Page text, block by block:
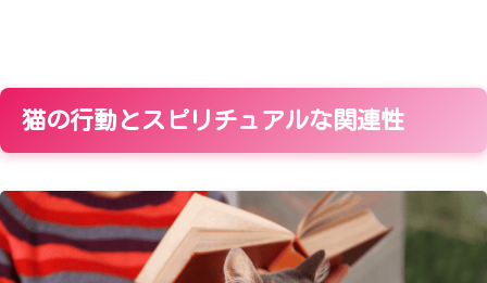
猫の行動とスピリチュアルな関連性